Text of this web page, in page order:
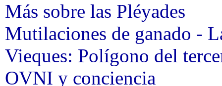
Más sobre las Pléyades
Mutilaciones de ganado -
Vieques: Polígono del
OVNI y conciencia